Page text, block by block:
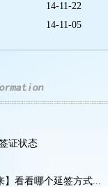
14-11-22
14-11-05
证状态
】看看哪个延签方式...